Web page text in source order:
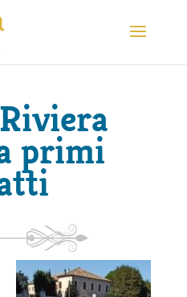
primi